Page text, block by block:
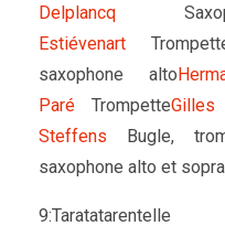
Delplancq
Estiévenart
saxophone alto
Paré TrompetteGilles
Steffens Bugle,
saxophone alto et
9:Taratatarentelle